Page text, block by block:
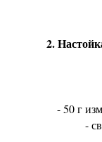
2.
- 50 г
-